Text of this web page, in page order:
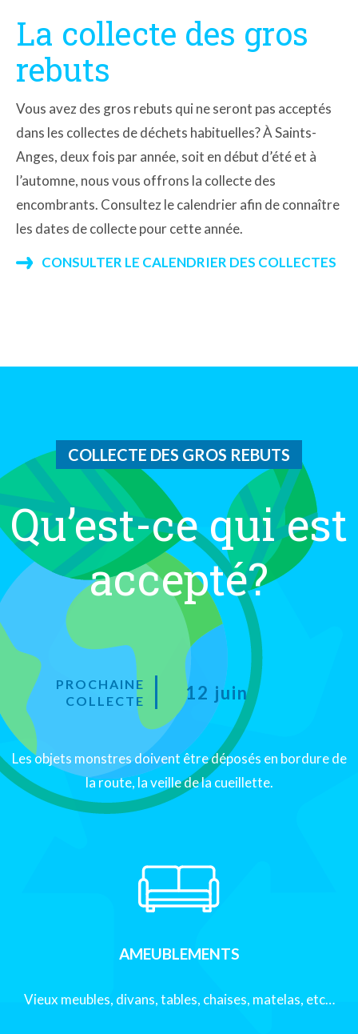
La collecte des gros
rebuts
Vous avez des gros rebuts qui ne seront pas acceptés
dans les collectes de déchets habituelles? À Saints-
Anges, deux fois par année, soit en début d’été et à
l’automne, nous vous offrons la collecte des
encombrants. Consultez le calendrier afin de connaître
les dates de collecte pour cette année.
CONSULTER LE CALENDRIER DES COLLECTES
COLLECTE DES GROS REBUTS
Qu’est-ce qui est
accepté?
PROCHAINE
COLLECTE
12 juin
Les objets monstres doivent être déposés en bordure de
la route, la veille de la cueillette.
AMEUBLEMENTS
Vieux meubles, divans, tables, chaises, matelas, etc…